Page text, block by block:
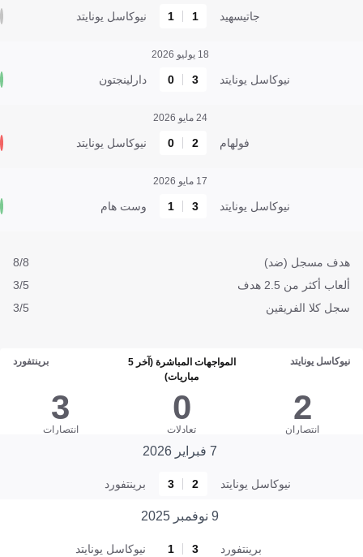
جاتيسهيد 1
1 نيوكاسل يونايتد
18 يوليو 2026
نيوكاسل يونايتد 3
0 دارلينجتون
24 مايو 2026
فولهام 2
0 نيوكاسل يونايتد
17 مايو 2026
نيوكاسل يونايتد 3
1 وست هام
هدف مسجل (ضد)
8/8
ألعاب أكثر من 2.5 هدف
3/5
سجل كلا الفريقين
3/5
نيوكاسل يونايتد
المواجهات المباشرة (آخر 5
مباريات)
برينتفورد
2
انتصاران
0
تعادلات
3
انتصارات
7 فبراير 2026
نيوكاسل يونايتد 2
3 برينتفورد
9 نوفمبر 2025
برينتفورد 3
1 نيوكاسل يونايتد